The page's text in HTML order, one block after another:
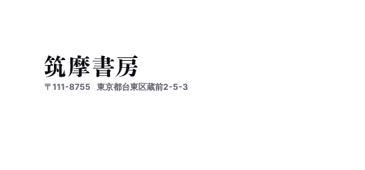
〒111-8755 東京都台東区蔵前2-5-3